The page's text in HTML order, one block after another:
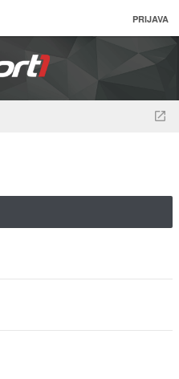
PRIJAVA